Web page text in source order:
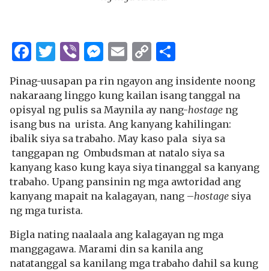
Facebook
Twitter
ViberMessenger
Email
Copy
Link
Pinag-uusapan pa rin ngayon ang insidente noong
nakaraang linggo kung kailan isang tanggal na
opisyal ng pulis sa Maynila ay nang-hostage ng
isang bus na urista. Ang kanyang kahilingan:
ibalik siya sa trabaho. May kaso pala siya sa
tanggapan ng Ombudsman at natalo siya sa
kanyang kaso kung kaya siya tinanggal sa kanyang
trabaho. Upang pansinin ng mga awtoridad ang
kanyang mapait na kalagayan, nang –hostage siya
ng mga turista.
Bigla nating naalaala ang kalagayan ng mga
manggagawa. Marami din sa kanila ang
natatanggal sa kanilang mga trabaho dahil sa kung